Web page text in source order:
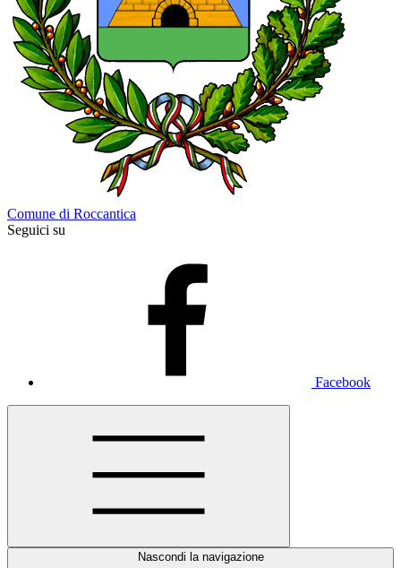
Comune di Roccantica
Seguici su
Facebook
Nascondi la navigazione